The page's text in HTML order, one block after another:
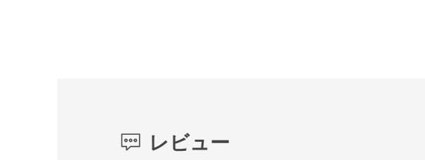
レビュー